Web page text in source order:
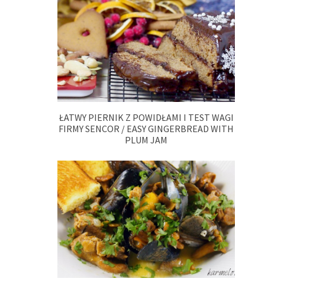
ŁATWY PIERNIK Z POWIDŁAMI I TEST WAGI
FIRMY SENCOR / EASY GINGERBREAD WITH
PLUM JAM